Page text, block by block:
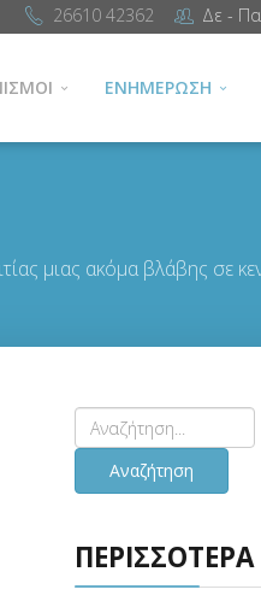
26610 42362 Δε -
ΕΝΗΜΕΡΩΣΗ
μιας ακόμα βλάβης σε
Αναζήτηση
ΠΕΡΙΣΣΟΤΕΡΑ